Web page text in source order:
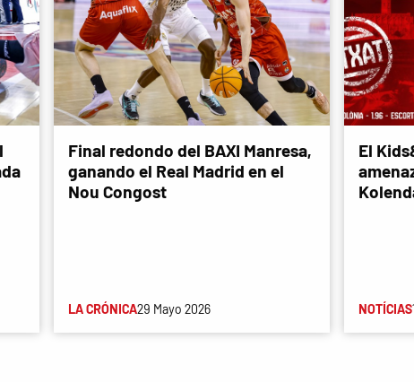
Final redondo del BAXI Manresa,
ganando el Real Madrid en el
Nou Congost
LA CRÓNICA29 Mayo 2026
El
NOTÍCIAS